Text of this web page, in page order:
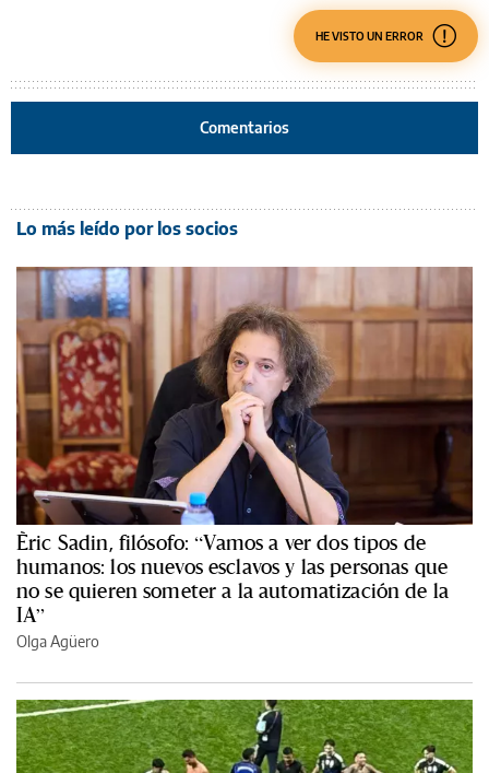
HE VISTO UN ERROR
Comentarios
Lo más leído por los socios
Èric Sadin, filósofo: “Vamos a ver dos tipos de
humanos: los nuevos esclavos y las personas que
no se quieren someter a la automatización de la
IA”
Olga Agüero